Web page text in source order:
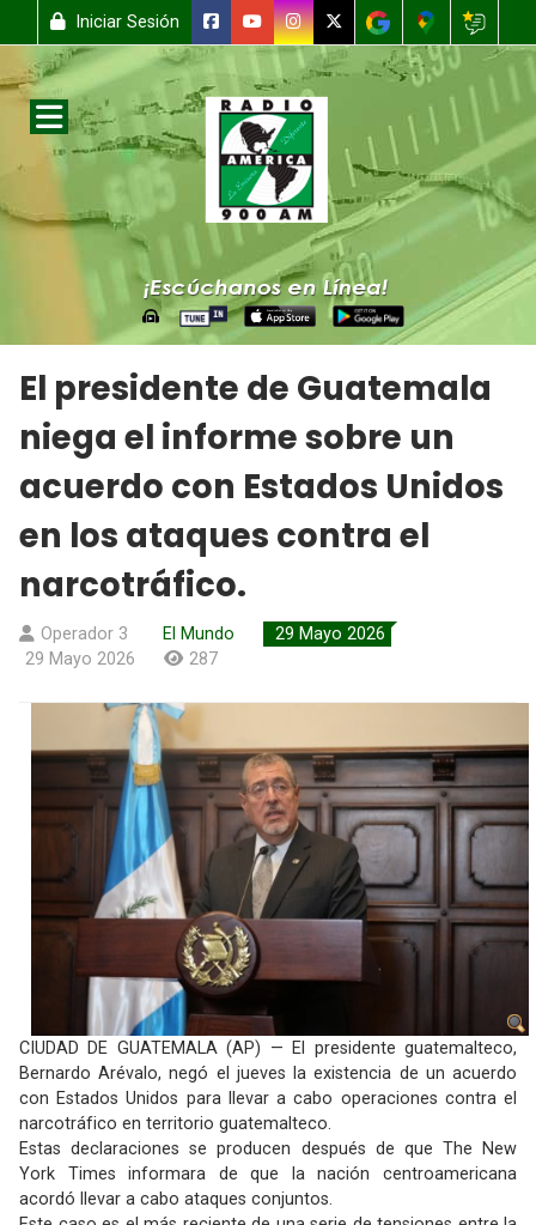
Iniciar Sesión
El presidente de Guatemala
niega el informe sobre un
acuerdo con Estados Unidos
en los ataques contra el
narcotráfico.
Operador 3 El Mundo
29 Mayo 2026
29 Mayo 2026
287
CIUDAD DE GUATEMALA (AP) — El presidente guatemalteco,
Bernardo Arévalo, negó el jueves la existencia de un acuerdo
con Estados Unidos para llevar a cabo operaciones contra el
narcotráfico en territorio guatemalteco.
Estas declaraciones se producen después de que The New
York Times informara de que la nación centroamericana
acordó llevar a cabo ataques conjuntos.